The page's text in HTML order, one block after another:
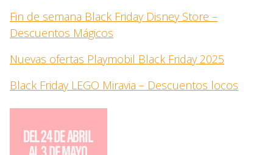
Fin de semana Black Friday Disney Store –
Descuentos Mágicos
Nuevas ofertas Playmobil Black Friday 2025
Black Friday LEGO Miravia – Descuentos locos